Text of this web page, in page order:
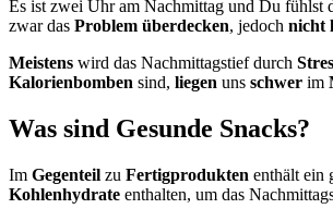
Es ist zwei Uhr am Nachmittag und Du fühlst
zwar das Problem überdecken, jedoch nicht
Meistens wird das Nachmittagstief durch
Kalorienbomben sind, liegen uns schwer im
Was sind Gesunde Snacks?
Im Gegenteil zu Fertigprodukten enthält ein
Kohlenhydrate enthalten, um das